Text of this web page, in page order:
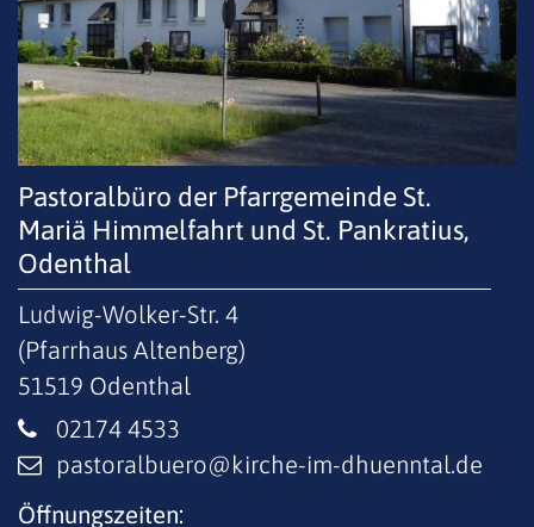
Pastoralbüro der Pfarrgemeinde St.
Mariä Himmelfahrt und St. Pankratius,
Odenthal
Ludwig-Wolker-Str. 4
(Pfarrhaus Altenberg)
51519 Odenthal
02174 4533
pastoralbuero@kirche-im-dhuenntal.de
Öffnungszeiten: